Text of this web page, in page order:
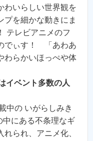
わいらしい世界観を
プを細かな動きにま
テレビアニメのフ
でぃす！ 「あわあ
わらかいほっぺや体
イベント多数の人
中の いがらしみき
中にある不条理なギ
られ、アニメ化、